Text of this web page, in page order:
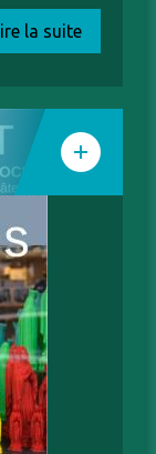
la suite